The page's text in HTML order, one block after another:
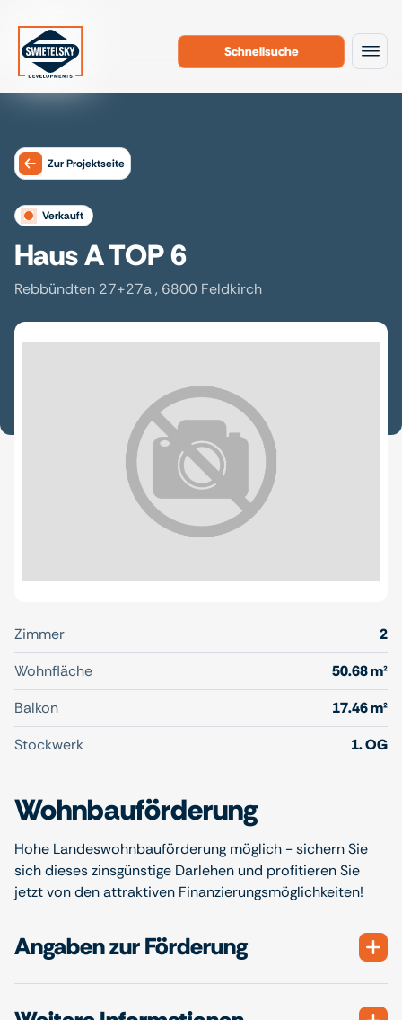
Zum Inhalt Schnellsuche
Zur Projektseite
verkauft
Haus A TOP 6
Rebbündten 27+27a , 6800 Feldkirch
Zimmer
2
Wohnfläche
50.68 m²
Balkon
17.46 m²
Stockwerk
1. OG
Wohnbauförderung
Hohe Landeswohnbauförderung möglich - sichern Sie
sich dieses zinsgünstige Darlehen und profitieren Sie
jetzt von den attraktiven Finanzierungsmöglichkeiten!
Angaben zur Förderung